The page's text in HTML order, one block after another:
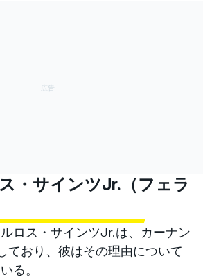
・サインツJr.（フェラ
ロス・サインツJr.は、カーナン
ており、彼はその理由について
る。